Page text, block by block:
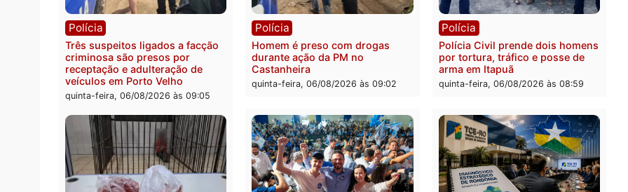
Polícia
Policiais militares recuperam
moto furtada e prendem trio na
zona Leste
quinta-feira, 06/08/2026 às 09:28
Polícia
Jovem é encontrado morto na
Rua dos Cravos e caso é
investigado pela polícia em RO
quinta-feira, 06/08/2026 às 09:26
Polícia
durante briga com vizinho
bairro Ulysses Guimarães
quinta-feira, 06/08/2026 às